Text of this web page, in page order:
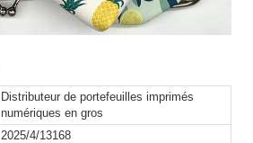
Distributeur de portefeuilles imprimés
numériques en gros
2025/4/13168